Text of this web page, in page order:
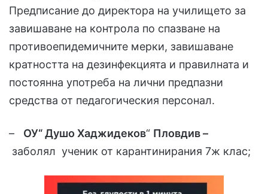
Предписание до директора на училището за
завишаване на контрола по спазване на
противоепидемичните мерки, завишаване
кратността на дезинфекцията и правилната и
постоянна употреба на лични предпазни
средства от педагогическия персонал.
– ОУ“ Душо Хаджидеков“ Пловдив –
заболял ученик от карантинирания 7ж клас;